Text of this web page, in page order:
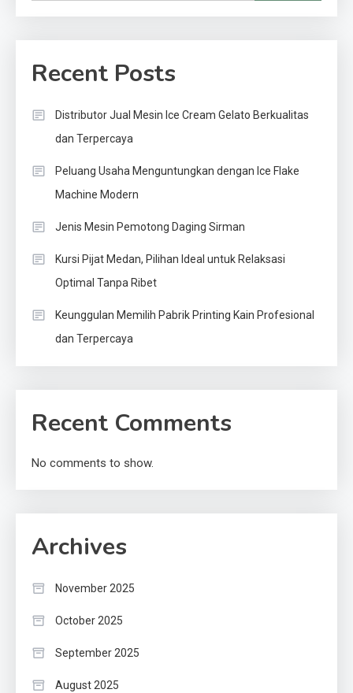
Recent Posts
Distributor Jual Mesin Ice Cream Gelato Berkualitas
dan Terpercaya
Peluang Usaha Menguntungkan dengan Ice Flake
Machine Modern
Jenis Mesin Pemotong Daging Sirman
Kursi Pijat Medan, Pilihan Ideal untuk Relaksasi
Optimal Tanpa Ribet
Keunggulan Memilih Pabrik Printing Kain Profesional
dan Terpercaya
Recent Comments
No comments to show.
Archives
November 2025
October 2025
September 2025
August 2025